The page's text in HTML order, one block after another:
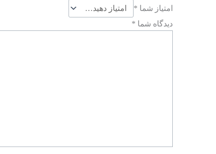
امتیاز شما *
دیدگاه شما *